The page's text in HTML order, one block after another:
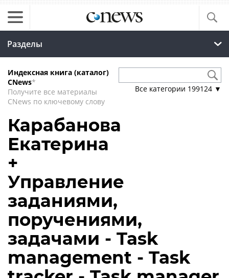
Разделы
Индексная книга (каталог)
CNews*
Получите все материалы
CNews по ключевому слову
Все категории 199124 ▼
Карабанова
Екатерина
+
Управление
заданиями,
поручениями,
задачами - Task
management - Task